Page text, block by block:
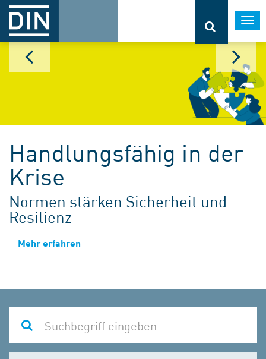
Handlungsfähig in der
Krise
Normen stärken Sicherheit und
Resilienz
Mehr erfahren